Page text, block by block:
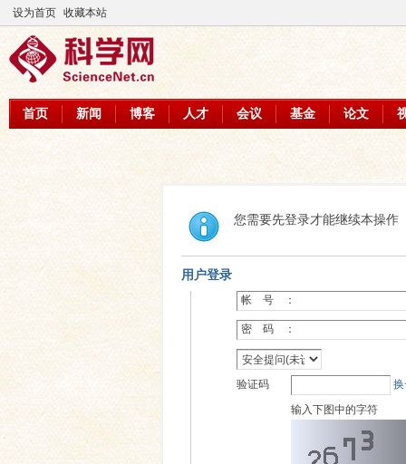
设为首页 收藏本站
首页 新闻 博客 人才 会议 基金 论文
您需要先登录才能继续本操作
用户登录
帐 号 ：
密 码 ：
验证码
输入下图中的字符